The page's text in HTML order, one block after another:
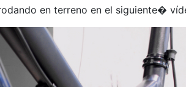
en terreno en el siguiente�